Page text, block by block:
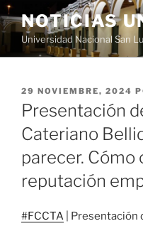
Saltar
al
contenido
NOTICIAS
Universidad Nacional San
PUBLICADO
EL
29 NOVIEMBRE, 2024
Presentación
Cateriano
parecer. Cómo
reputación
#FCCTA |